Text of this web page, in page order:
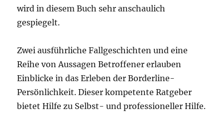
wird in diesem Buch sehr anschaulich
gespiegelt.
Zwei ausführliche Fallgeschichten und eine
Reihe von Aussagen Betroffener erlauben
Einblicke in das Erleben der Borderline-
Persönlichkeit. Dieser kompetente Ratgeber
bietet Hilfe zu Selbst- und professioneller Hilfe.